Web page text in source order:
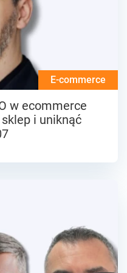
E-commerce
w ecommerce
i uniknąć